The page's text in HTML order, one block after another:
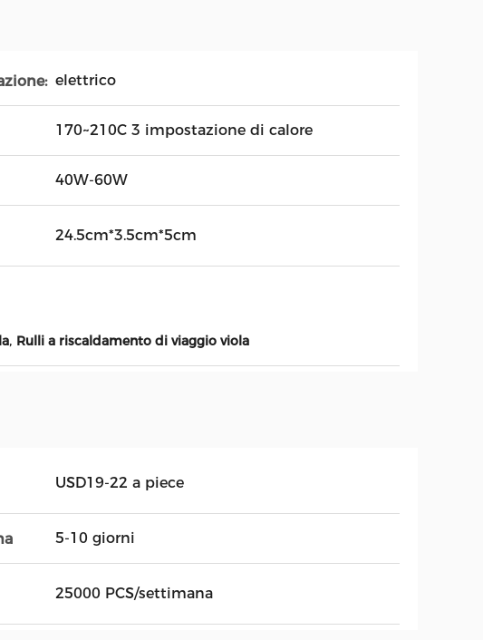
elettrico
170~210C 3 impostazione di calore
40W-60W
24.5cm*3.5cm*5cm
, Rulli a riscaldamento di viaggio viola
USD19-22 a piece
5-10 giorni
25000 PCS/settimana